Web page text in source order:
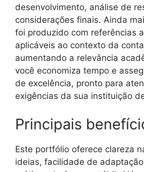
desenvolvimento, análise de
considerações finais. Ainda
foi produzido com referências
aplicáveis ao contexto da
aumentando a relevância
você economiza tempo e
de excelência, pronto para
exigências da sua instituição
Principais
Este portfólio oferece clareza
ideias, facilidade de